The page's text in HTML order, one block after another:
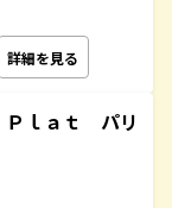
詳細を見る
ｌａｔ パリ